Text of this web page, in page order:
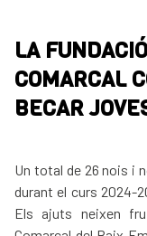
LA
COMARCAL
BECAR
Un total de 26 nois i
durant el curs 2024-
Els ajuts neixen